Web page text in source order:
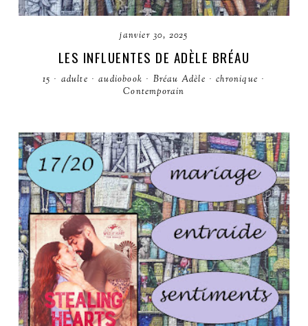
janvier 30, 2025
LES INFLUENTES DE ADÈLE BRÉAU
15 · adulte · audiobook · Bréau Adèle · chronique ·
Contemporain